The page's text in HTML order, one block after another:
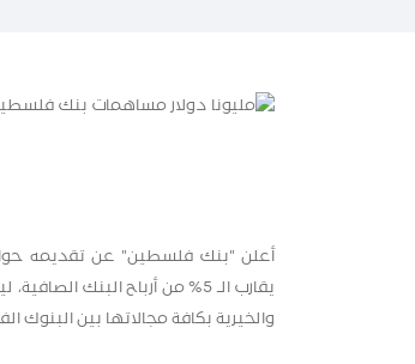
يقارب الـ 5% من أرباح البنك
والخيرية بكافة مجالاتها بين البنوك